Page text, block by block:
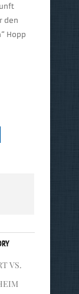
den
Hopp
VS.